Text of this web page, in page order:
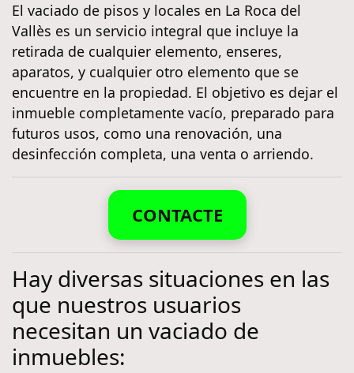
El vaciado de pisos y locales en La Roca del
Vallès es un servicio integral que incluye la
retirada de cualquier elemento, enseres,
aparatos, y cualquier otro elemento que se
encuentre en la propiedad. El objetivo es dejar el
inmueble completamente vacío, preparado para
futuros usos, como una renovación, una
desinfección completa, una venta o arriendo.
CONTACTE
Hay diversas situaciones en las
que nuestros usuarios
necesitan un vaciado de
inmuebles: